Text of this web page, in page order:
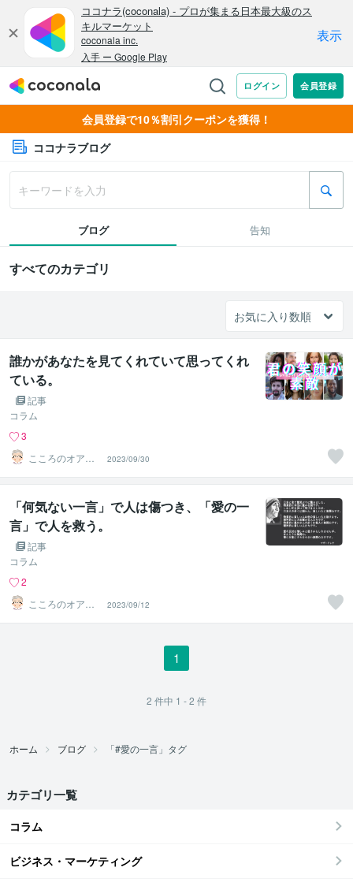
会員登録で10％割引クーポンを獲得！
ココナラブログ
ブログ 告知
すべてのカテゴリ
誰かがあなたを見てくれていて思ってくれ
ている。
記事
コラム
3
こころのオアシ
ス＠元牧師で精
神保健福祉士
2023/09/30
「何気ない一言」で人は傷つき、「愛の一
言」で人を救う。
記事
コラム
2
こころのオアシ
ス＠元牧師で精
神保健福祉士
2023/09/12
1
2 件中 1 - 2 件
ホーム ブログ 「#愛の一言」タグ
カテゴリ一覧
コラム
ビジネス・マーケティング